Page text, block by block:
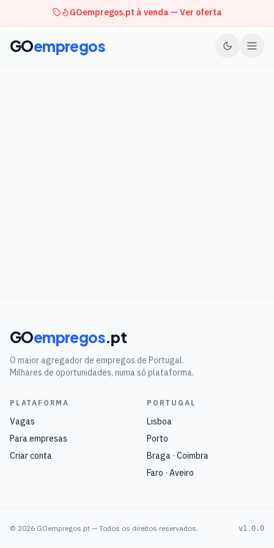
GOempregos.pt à venda — Ver oferta
GOempregos
GOempregos.pt
O maior agregador de empregos de Portugal.
Milhares de oportunidades, numa só plataforma.
PLATAFORMA
Vagas
Para empresas
Criar conta
PORTUGAL
Lisboa
Porto
Braga · Coimbra
Faro · Aveiro
© 2026 GOempregos.pt — Todos os direitos reservados. v1.0.0